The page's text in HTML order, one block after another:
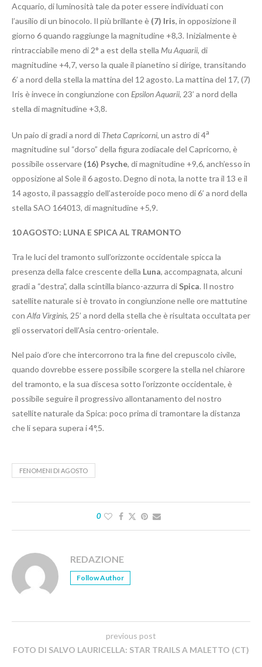
Acquario, di luminosità tale da poter essere individuati con
l’ausilio di un binocolo. Il più brillante è (7) Iris, in opposizione il
giorno 6 quando raggiunge la magnitudine +8,3. Inizialmente è
rintracciabile meno di 2° a est della stella Mu Aquarii, di
magnitudine +4,7, verso la quale il pianetino si dirige, transitando
6’ a nord della stella la mattina del 12 agosto. La mattina del 17, (7)
Iris è invece in congiunzione con Epsilon Aquarii, 23’ a nord della
stella di magnitudine +3,8.
Un paio di gradi a nord di Theta Capricorni, un astro di 4a
magnitudine sul “dorso” della figura zodiacale del Capricorno, è
possibile osservare (16) Psyche, di magnitudine +9,6, anch’esso in
opposizione al Sole il 6 agosto. Degno di nota, la notte tra il 13 e il
14 agosto, il passaggio dell’asteroide poco meno di 6’ a nord della
stella SAO 164013, di magnitudine +5,9.
10 AGOSTO: LUNA E SPICA AL TRAMONTO
Tra le luci del tramonto sull’orizzonte occidentale spicca la
presenza della falce crescente della Luna, accompagnata, alcuni
gradi a “destra”, dalla scintilla bianco-azzurra di Spica. Il nostro
satellite naturale si è trovato in congiunzione nelle ore mattutine
conAlfa Virginis, 25’ a nord della stella che è risultata occultata per
gli osservatori dell’Asia centro-orientale.
Nel paio d’ore che intercorrono tra la fine del crepuscolo civile,
quando dovrebbe essere possibile scorgere la stella nel chiarore
del tramonto, e la sua discesa sotto l’orizzonte occidentale, è
possibile seguire il progressivo allontanamento del nostro
satellite naturale da Spica: poco prima di tramontare la distanza
che li separa supera i 4°,5.
FENOMENI DI AGOSTO
0
REDAZIONE
Follow Author
previous post
FOTO DI SALVO LAURICELLA: STAR TRAILS A MALETTO (CT)